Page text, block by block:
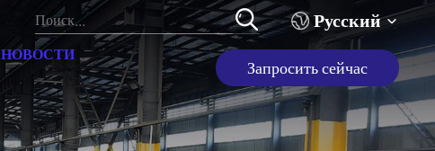
Русский
НОВОСТИ
Запросить сейчас